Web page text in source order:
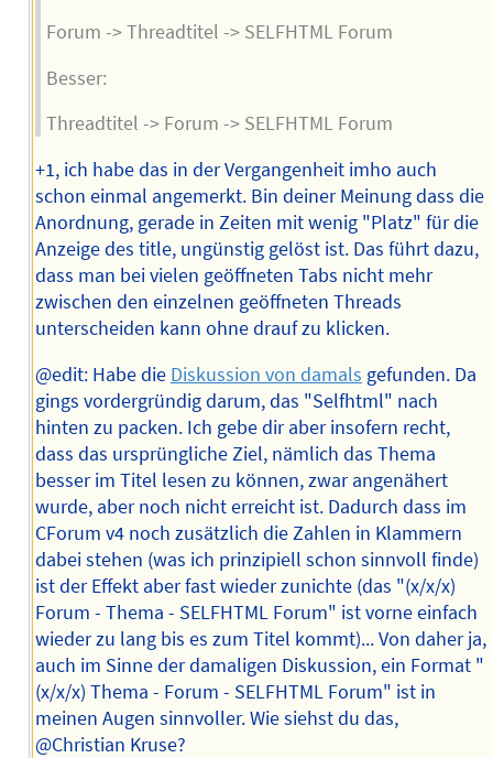
Forum -> Threadtitel -> SELFHTML Forum
Besser:
Threadtitel -> Forum -> SELFHTML Forum
+1, ich habe das in der Vergangenheit imho auch
schon einmal angemerkt. Bin deiner Meinung dass die
Anordnung, gerade in Zeiten mit wenig "Platz" für die
Anzeige des title, ungünstig gelöst ist. Das führt dazu,
dass man bei vielen geöffneten Tabs nicht mehr
zwischen den einzelnen geöffneten Threads
unterscheiden kann ohne drauf zu klicken.
@edit: Habe die Diskussion von damals gefunden. Da
gings vordergründig darum, das "Selfhtml" nach
hinten zu packen. Ich gebe dir aber insofern recht,
dass das ursprüngliche Ziel, nämlich das Thema
besser im Titel lesen zu können, zwar angenähert
wurde, aber noch nicht erreicht ist. Dadurch dass im
CForum v4 noch zusätzlich die Zahlen in Klammern
dabei stehen (was ich prinzipiell schon sinnvoll finde)
ist der Effekt aber fast wieder zunichte (das "(x/x/x)
Forum - Thema - SELFHTML Forum" ist vorne einfach
wieder zu lang bis es zum Titel kommt)... Von daher ja,
auch im Sinne der damaligen Diskussion, ein Format "
(x/x/x) Thema - Forum - SELFHTML Forum" ist in
meinen Augen sinnvoller. Wie siehst du das,
@Christian Kruse?